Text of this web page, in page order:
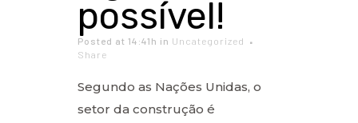
possível!
Posted at 14:41h in Uncategorized
Share
Segundo as Nações Unidas, o
setor da construção é